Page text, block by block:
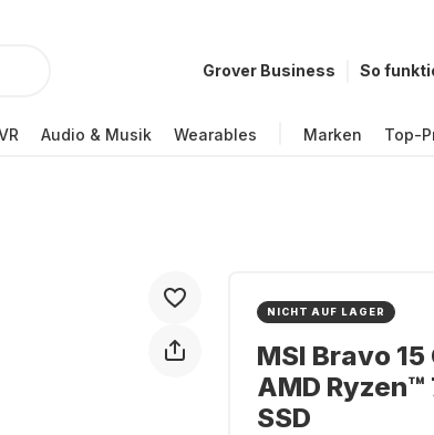
Grover Business So
Audio & Musik Wearables Marken Top-
NICHT AUF LAGER
MSI Bravo
AMD
SSD